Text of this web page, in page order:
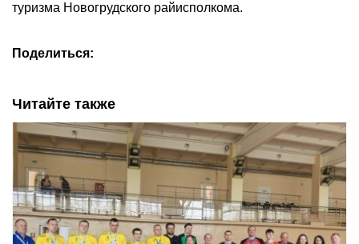
туризма Новогрудского райисполкома.
Поделиться:
Читайте также